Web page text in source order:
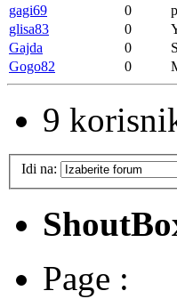
gagi69
0
glisa83
0
Gajda
0
Gogo82
0
9
Idi na:
Page :